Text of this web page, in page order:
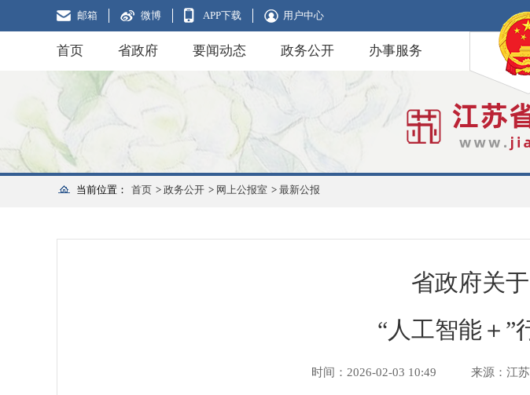
邮箱 微博 APP下载 用户中心
首页 省政府 要闻动态 政务公开 办事服务
当前位置： 首页 > 政务公开 > 网上公报室 > 最新公报
省政府关
“人工智能＋”
时间：2026-02-03 10:49 来源：江